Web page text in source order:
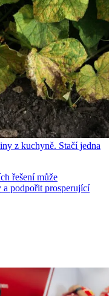
z kuchyně. Stačí jedna
řešení může
podpořit prosperující